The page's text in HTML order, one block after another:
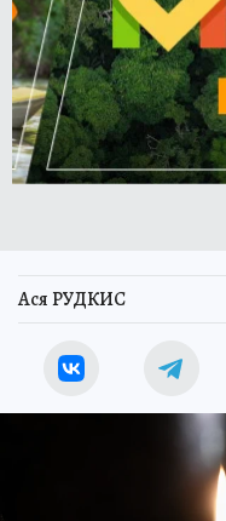
Ася РУДКИС